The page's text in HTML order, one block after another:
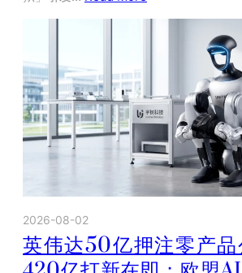
2026-08-02
英伟达50亿押注零产